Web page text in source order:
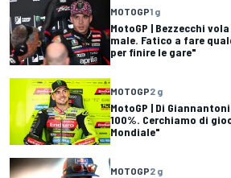
MOTOGP1 g
MotoGP | Bezzecchi
male. Fatico a fare
per finire le gare"
MOTOGP2 g
MotoGP | Di
100%. Cerchiamo di
Mondiale"
MOTOGP2 g